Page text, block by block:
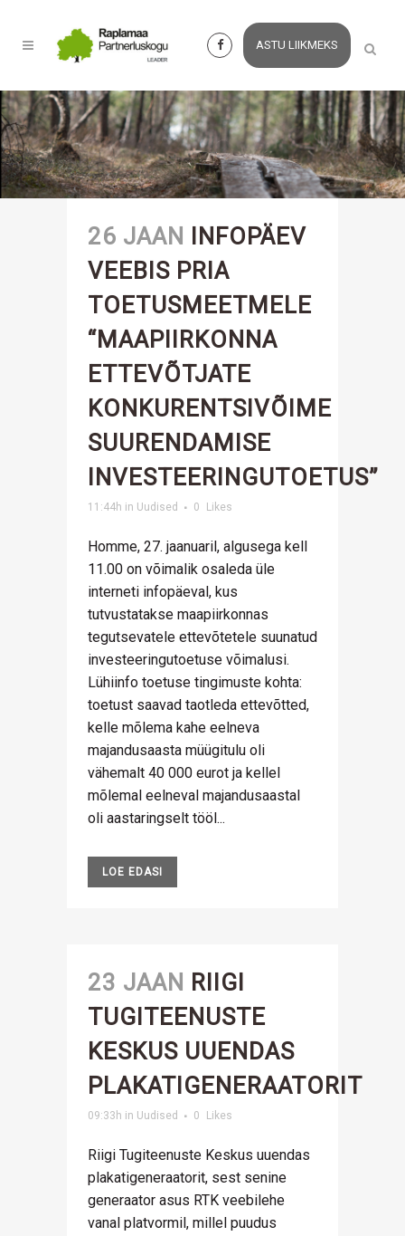
ASTU LIIKMEKS
26 JAAN
INFOPÄEV
VEEBIS PRIA
TOETUSMEETMELE
“MAAPIIRKONNA
ETTEVÕTJATE
KONKURENTSIVÕIME
SUURENDAMISE
INVESTEERINGUTOETUS”
11:44h in Uudised 0 Likes
Homme, 27. jaanuaril, algusega kell
11.00 on võimalik osaleda üle
interneti infopäeval, kus
tutvustatakse maapiirkonnas
tegutsevatele ettevõtetele suunatud
investeeringutoetuse võimalusi.
Lühiinfo toetuse tingimuste kohta:
toetust saavad taotleda ettevõtted,
kelle mõlema kahe eelneva
majandusaasta müügitulu oli
vähemalt 40 000 eurot ja kellel
mõlemal eelneval majandusaastal
oli aastaringselt tööl...
LOE EDASI
23 JAAN RIIGI
TUGITEENUSTE
KESKUS UUENDAS
PLAKATIGENERAATORIT
09:33h in Uudised 0 Likes
Riigi Tugiteenuste Keskus uuendas
plakatigeneraatorit, sest senine
generaator asus RTK veebilehe
vanal platvormil, millel puudus